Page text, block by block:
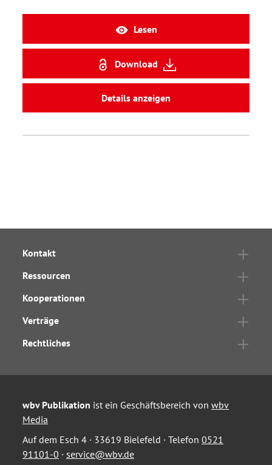
Lesen
Download
Details anzeigen
Kontakt
Ressourcen
Kooperationen
Verträge
Rechtliches
wbv Publikation ist ein Geschäftsbereich von wbv
Media
Auf dem Esch 4 · 33619 Bielefeld · Telefon 0521
91101-0 · service@wbv.de